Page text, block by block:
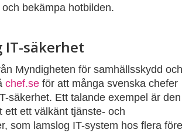
bekämpa hotbilden.
IT-säkerhet
Myndigheten för samhällsskydd och
chef.se för att många svenska chefer
säkerhet. Ett talande exempel är den
ett ett välkänt tjänste- och
som lamslog IT-system hos flera